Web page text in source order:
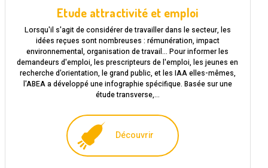
Etude attractivité et emploi
Lorsqu'il s'agit de considérer de travailler dans le secteur, les
idées reçues sont nombreuses : rémunération, impact
environnemental, organisation de travail... Pour informer les
demandeurs d'emploi, les prescripteurs de l'emploi, les jeunes en
recherche d'orientation, le grand public, et les IAA elles-mêmes,
l'ABEA a développé une infographie spécifique. Basée sur une
étude transverse,…
Découvrir